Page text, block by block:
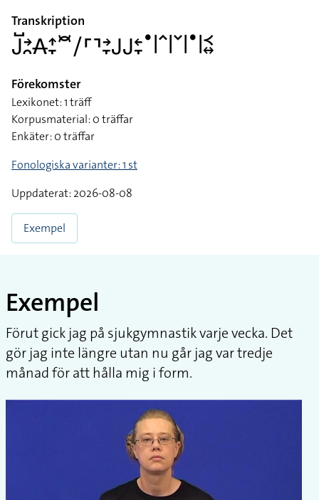
Transkription
􌤢􌤹􌥔􌥘􌥄􌤴􌥙􌥫􌥠􌤠􌥔􌥙􌤢􌤢􌥓􌥙􌤟􌥼􌥦􌥼􌥧􌥼􌤟􌥼􌥹􌦉
Förekomster
Lexikonet: 1 träff
Korpusmaterial: 0 träffar
Enkäter: 0 träffar
Fonologiska varianter: 1 st
Uppdaterat: 2026-08-08
Exempel
Exempel
Förut gick jag på sjukgymnastik varje vecka. Det
gör jag inte längre utan nu går jag var tredje
månad för att hålla mig i form.